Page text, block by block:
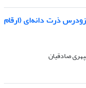
ذرت دانه‌ای (ارقام
صادقیان